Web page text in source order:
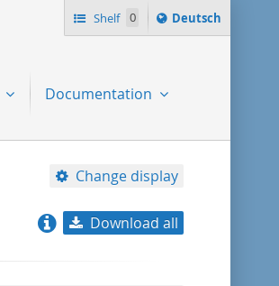
Shelf 0
Sprache
ï¿½ndern
Deutsch
Documentation
Change display
Download all